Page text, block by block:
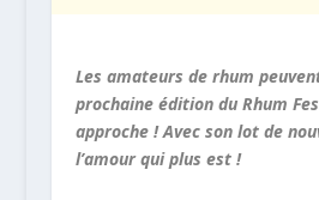
Les amateurs de rhum
prochaine édition du Rhum
approche ! Avec son lot de
l’amour qui plus est !